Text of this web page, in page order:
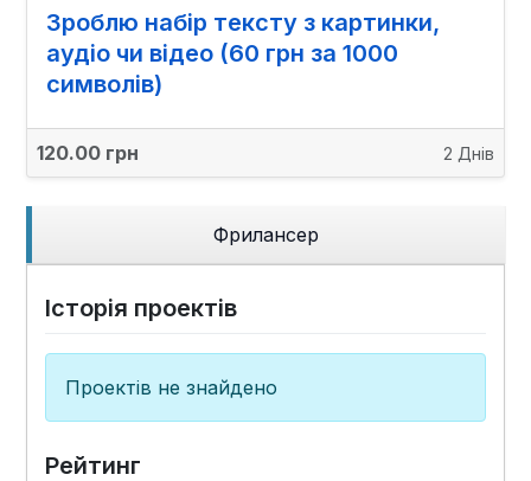
Зроблю набір тексту з картинки,
аудіо чи відео (60 грн за 1000
символів)
120.00 грн 2 Днів
Фрилансер
Історія проектів
Проектів не знайдено
Рейтинг